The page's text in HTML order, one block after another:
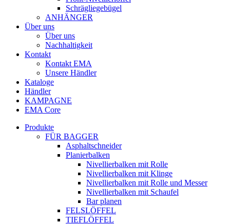
Schrägliegebügel
ANHÄNGER
Über uns
Über uns
Nachhaltigkeit
Kontakt
Kontakt EMA
Unsere Händler
Kataloge
Händler
KAMPAGNE
EMA Core
Produkte
FÜR BAGGER
Asphaltschneider
Planierbalken
Nivellierbalken mit Rolle
Nivellierbalken mit Klinge
Nivellierbalken mit Rolle und Messer
Nivellierbalken mit Schaufel
Bar planen
FELSLÖFFEL
TIEFLÖFFEL